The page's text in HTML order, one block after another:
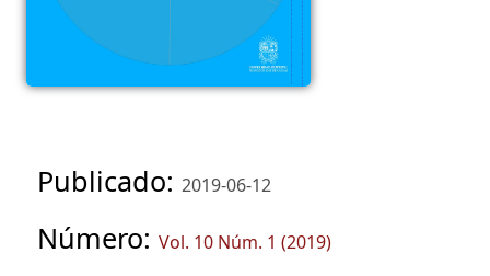
Publicado: 2019-06-12
Número: Vol. 10 Núm. 1 (2019)